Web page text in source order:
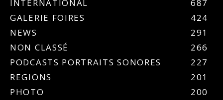
INTERNATIONAL
687
GALERIE FOIRES
424
NEWS
291
NON CLASSÉ
266
PODCASTS PORTRAITS SONORES
227
REGIONS
201
PHOTO
200